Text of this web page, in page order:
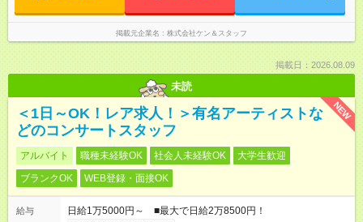
掲載元企業名 株式会社ケン＆スタッフ
掲載日：2026.08.09
未読
NEW
＜1日～OK！レア求人！＞有名アーティストな
どのコンサートスタッフ
アルバイト 職種未経験OK 社会人未経験OK
大学生歓迎
ブランクOK
WEB登録・面接OK
給与
日給1万5000円～ ■最大で日給2万8500円！